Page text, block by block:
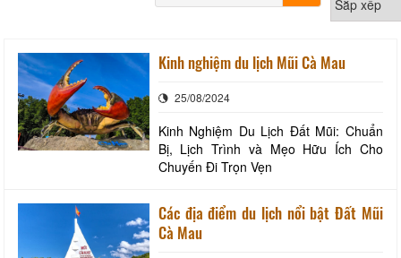
Kinh nghiệm du lịch Mũi Cà Mau
25/08/2024
Kinh Nghiệm Du Lịch Đất Mũi: Chuẩn
Bị, Lịch Trình và Mẹo Hữu Ích Cho
Chuyến Đi Trọn Vẹn
Các địa điểm du lịch nổi bật Đất Mũi
Cà Mau